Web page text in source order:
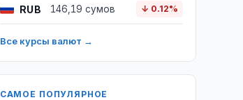
RUB 146,19 сумов ↓ 0.12%
Все курсы валют →
САМОЕ ПОПУЛЯРНОЕ